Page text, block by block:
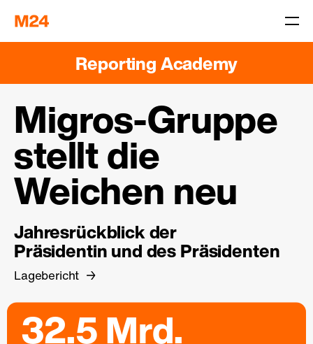
Reporting Academy
Migros-Gruppe
stellt die
Weichen neu
Jahresrückblick der
Präsidentin und des Präsidenten
Lagebericht
32.5 Mrd.